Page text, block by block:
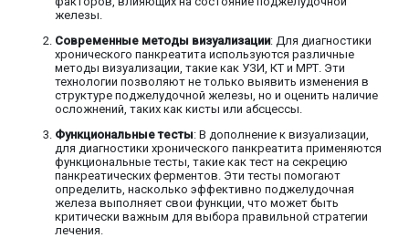
железы.
Современные методы визуализации: Для диагностики
хронического панкреатита используются различные
методы визуализации, такие как УЗИ, КТ и МРТ. Эти
технологии позволяют не только выявить изменения в
структуре поджелудочной железы, но и оценить наличие
осложнений, таких как кисты или абсцессы.
Функциональные тесты: В дополнение к визуализации,
для диагностики хронического панкреатита применяются
функциональные тесты, такие как тест на секрецию
панкреатических ферментов. Эти тесты помогают
определить, насколько эффективно поджелудочная
железа выполняет свои функции, что может быть
критически важным для выбора правильной стратегии
лечения.